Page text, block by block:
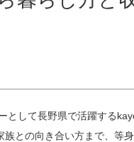
として長野県で活躍する
との向き合い方まで、等